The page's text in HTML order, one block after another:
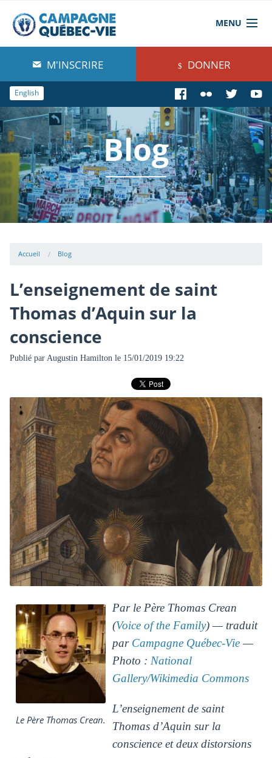
MENU
À propos de nous
Blog
Comprendre
Agir
Boutique
M'INSCRIRE DONNER
English
Blog
Accueil Blog
L’enseignement de saint
Thomas d’Aquin sur la
conscience
Publié par Augustin Hamilton le 15/01/2019 19:22
Le Père Thomas Crean.
Par le Père Thomas Crean
(Voice of the Family) — traduit
par Campagne Québec-Vie—
Photo : National
Gallery/Wikimedia Commons
L’enseignement de saint
Thomas d’Aquin sur la
conscience et deux distorsions